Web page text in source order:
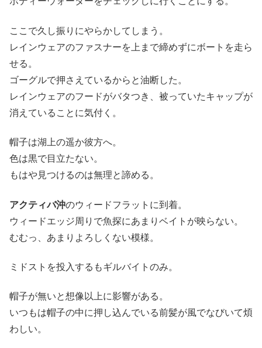
ここで久し振りにやらかしてしまう。
レインウェアのファスナーを上まで締めずにボートを走ら
せる。
ゴーグルで押さえているからと油断した。
レインウェアのフードがバタつき、被っていたキャップが
消えていることに気付く。
帽子は湖上の遥か彼方へ。
色は黒で目立たない。
もはや見つけるのは無理と諦める。
アクティバ沖のウィードフラットに到着。
ウィードエッジ周りで魚探にあまりベイトが映らない。
むむっ、あまりよろしくない模様。
ミドストを投入するもギルバイトのみ。
帽子が無いと想像以上に影響がある。
いつもは帽子の中に押し込んでいる前髪が風でなびいて煩
わしい。